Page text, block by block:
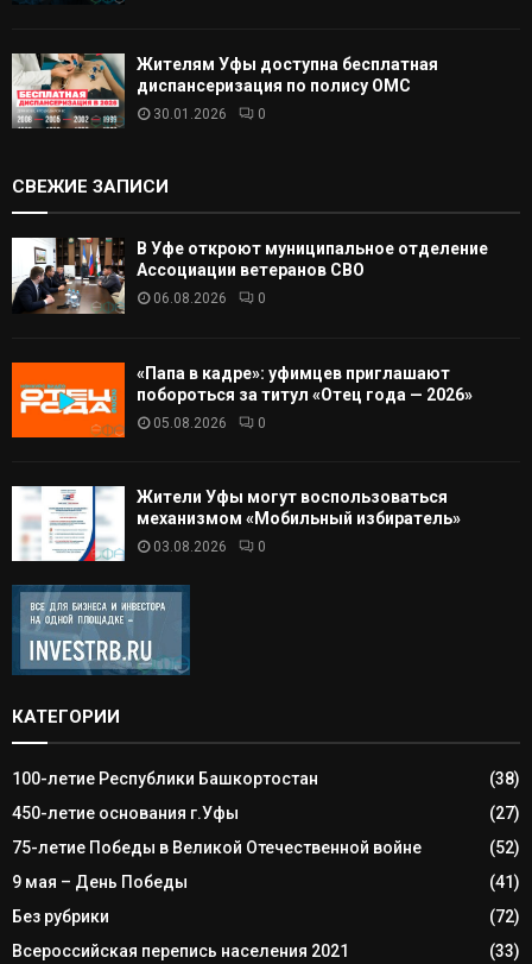
Жителям Уфы доступна бесплатная
диспансеризация по полису ОМС
30.01.2026 0
СВЕЖИЕ ЗАПИСИ
В Уфе откроют муниципальное отделение
Ассоциации ветеранов СВО
06.08.2026 0
«Папа в кадре»: уфимцев приглашают
побороться за титул «Отец года — 2026»
05.08.2026 0
Жители Уфы могут воспользоваться
механизмом «Мобильный избиратель»
03.08.2026 0
КАТЕГОРИИ
100-летие Республики Башкортостан
(38)
450-летие основания г.Уфы
(27)
75-летие Победы в Великой Отечественной войне
(52)
9 мая – День Победы
(41)
Без рубрики
(72)
Всероссийская перепись населения 2021
(33)